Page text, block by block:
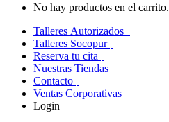
No hay productos en el carrito.
Talleres Autorizados
Talleres Socopur
Reserva tu cita
Nuestras Tiendas
Contacto
Ventas Corporativas
Login